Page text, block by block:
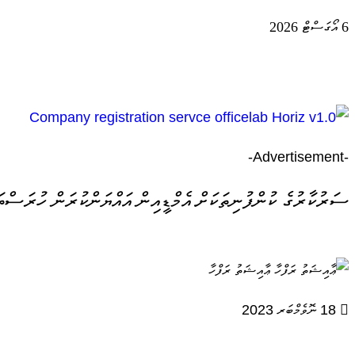
6 އޯގަސްޓް 2026
-Advertisement-
ސަރުކާރުގެ ކުންފުނިތަކަށް އެމްޑީއިން އައްޔަންކުރަން
ޢާއިޝަތު ރަފްހާ
18 ނޮވެމްބަރ 2023